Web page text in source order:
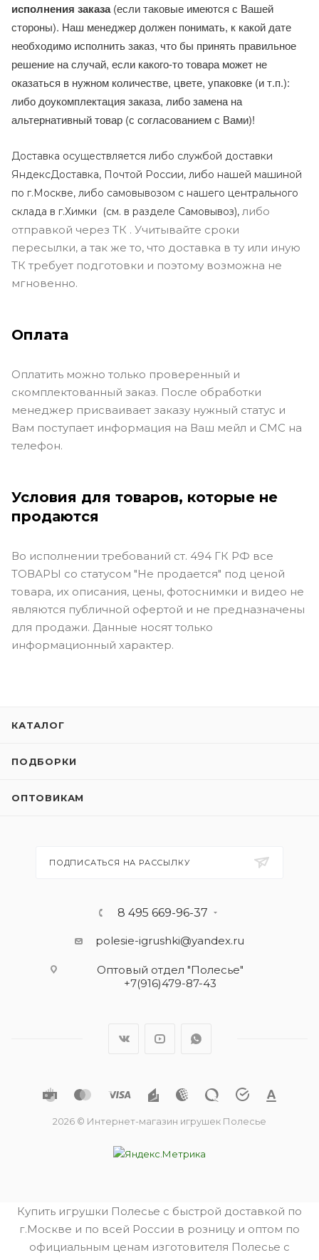
исполнения заказа(если таковые имеются с Вашей
стороны). Наш менеджер должен понимать, к какой дате
необходимо исполнить заказ, что бы принять правильное
решение на случай, если какого-то товара может не
оказаться в нужном количестве, цвете, упаковке (и т.п.):
либо доукомплектация заказа, либо замена на
альтернативный товар (с согласованием с Вами)!
Доставка осуществляется либо службой доставки
ЯндексДоставка, Почтой России, либо нашей машиной
по г.Москве, либо самовывозом с нашего центрального
склада в г.Химки (см. в разделе Самовывоз), либо
отправкой через ТК . Учитывайте сроки
пересылки, а так же то, что доставка в ту или иную
ТК требует подготовки и поэтому возможна не
мгновенно.
Оплата
Оплатить можно только проверенный и
скомплектованный заказ. После обработки
менеджер присваивает заказу нужный статус и
Вам поступает информация на Ваш мейл и СМС на
телефон.
Условия для товаров, которые не
продаются
Во исполнении требований ст. 494 ГК РФ все
ТОВАРЫ со статусом "Не продается" под ценой
товара, их описания, цены, фотоснимки и видео не
являются публичной офертой и не предназначены
для продажи. Данные носят только
информационный характер.
КАТАЛОГ
ПОДБОРКИ
ОПТОВИКАМ
ПОДПИСАТЬСЯ НА РАССЫЛКУ
8 495 669-96-37
polesie-igrushki@yandex.ru
Оптовый отдел "Полесье"
+7(916)479-87-43
2026 © Интернет-магазин игрушек Полесье
Купить игрушки Полесье с быстрой доставкой по
г.Москве и по всей России в розницу и оптом по
официальным ценам изготовителя Полесье с